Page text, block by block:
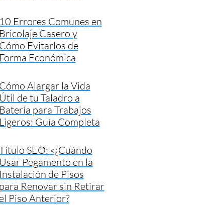
10 Errores Comunes en
Bricolaje Casero y
Cómo Evitarlos de
Forma Económica
Cómo Alargar la Vida
Útil de tu Taladro a
Batería para Trabajos
Ligeros: Guía Completa
SEO: «¿Cuándo
Usar Pegamento en la
Instalación de Pisos
para Renovar sin Retirar
Piso Anterior?